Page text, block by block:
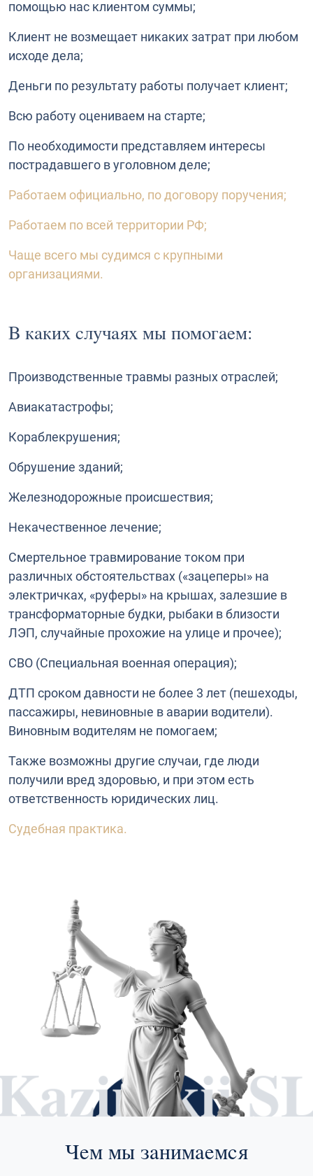
помощью нас клиентом суммы;
Клиент не возмещает никаких затрат при любом
исходе дела;
Деньги по результату работы получает клиент;
Всю работу оцениваем на старте;
По необходимости представляем интересы
пострадавшего в уголовном деле;
Работаем официально, по договору поручения;
Работаем по всей территории РФ;
Чаще всего мы судимся с крупными
организациями.
В каких случаях мы помогаем:
Производственные травмы разных отраслей;
Авиакатастрофы;
Кораблекрушения;
Обрушение зданий;
Железнодорожные происшествия;
Некачественное лечение;
Смертельное травмирование током при
различных обстоятельствах («зацеперы» на
электричках, «руферы» на крышах, залезшие в
трансформаторные будки, рыбаки в близости
ЛЭП, случайные прохожие на улице и прочее);
СВО (Специальная военная операция);
ДТП сроком давности не более 3 лет (пешеходы,
пассажиры, невиновные в аварии водители).
Виновным водителям не помогаем;
Также возможны другие случаи, где люди
получили вред здоровью, и при этом есть
ответственность юридических лиц.
Судебная практика.
Чем мы занимаемся